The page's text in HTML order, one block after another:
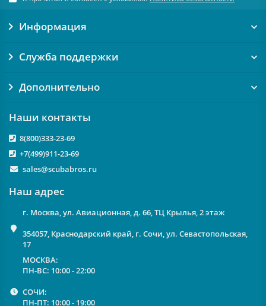
Информация
Служба поддержки
Дополнительно
Наши контакты
8(800)333-23-69
+7(499)911-23-69
sales@scubabros.ru
Наш адрес
г. Москва, ул. Авиационная, д. 66, ТЦ Крылья, 2 этаж
354057, Краснодарский край, г. Сочи, ул. Севастопольская,
17
МОСКВА:
ПН-ВС: 10:00 - 22:00
СОЧИ:
ПН-ПТ: 10:00 - 19:00